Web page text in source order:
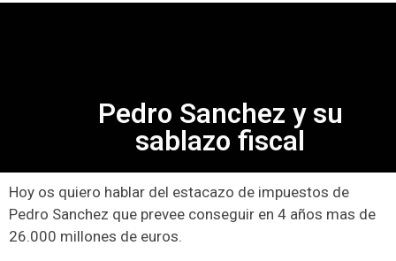
Pedro Sanchez y su
sablazo fiscal
Hoy os quiero hablar del estacazo de impuestos de
Pedro Sanchez que prevee conseguir en 4 años mas de
26.000 millones de euros.